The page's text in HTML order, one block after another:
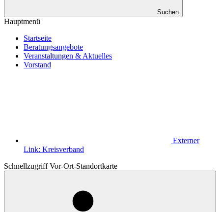
Suchen
Hauptmenü
Startseite
Beratungsangebote
Veranstaltungen & Aktuelles
Vorstand
Externer
Link: Kreisverband
Schnellzugriff Vor-Ort-Standortkarte